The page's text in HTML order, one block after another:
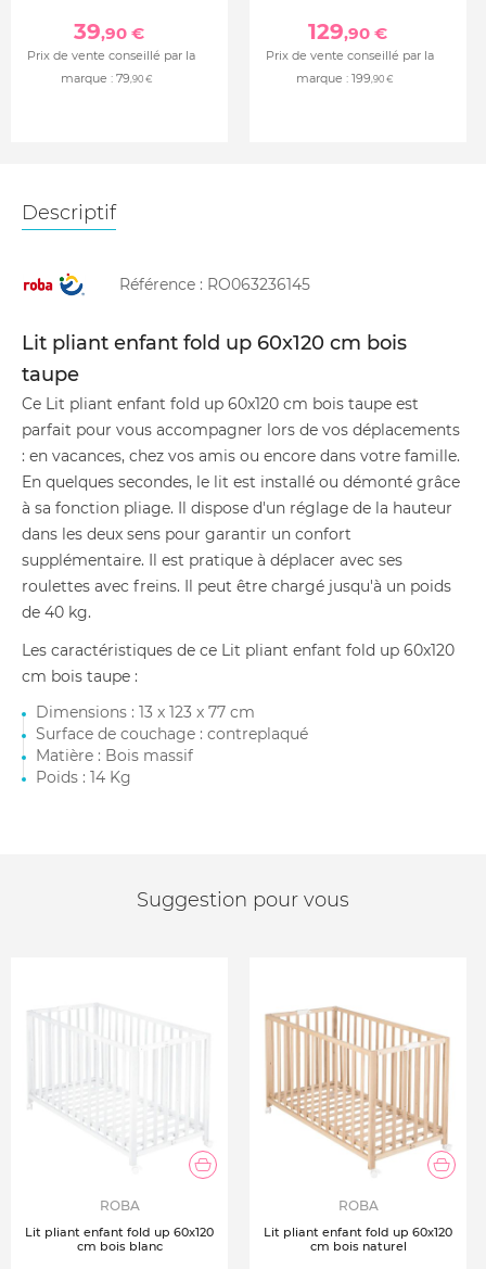
39,90 €
Prix de vente conseillé par la
marque : 79,90 €
129,90 €
Prix de vente conseillé par la
marque : 199,90 €
Descriptif
Référence : RO063236145
Lit pliant enfant fold up 60x120 cm bois
taupe
Ce Lit pliant enfant fold up 60x120 cm bois taupe est
parfait pour vous accompagner lors de vos déplacements
: en vacances, chez vos amis ou encore dans votre famille.
En quelques secondes, le lit est installé ou démonté grâce
à sa fonction pliage. Il dispose d'un réglage de la hauteur
dans les deux sens pour garantir un confort
supplémentaire. Il est pratique à déplacer avec ses
roulettes avec freins. Il peut être chargé jusqu'à un poids
de 40 kg.
Les caractéristiques de ce Lit pliant enfant fold up 60x120
cm bois taupe :
Dimensions : 13 x 123 x 77 cm
Surface de couchage : contreplaqué
Matière : Bois massif
Poids : 14 Kg
Suggestion pour vous
ROBA
Lit pliant enfant fold up 60x120
cm bois blanc
ROBA
Lit pliant enfant fold up 60x120
cm bois naturel